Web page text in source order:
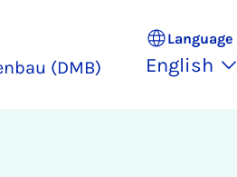
(DMB)
Language
English